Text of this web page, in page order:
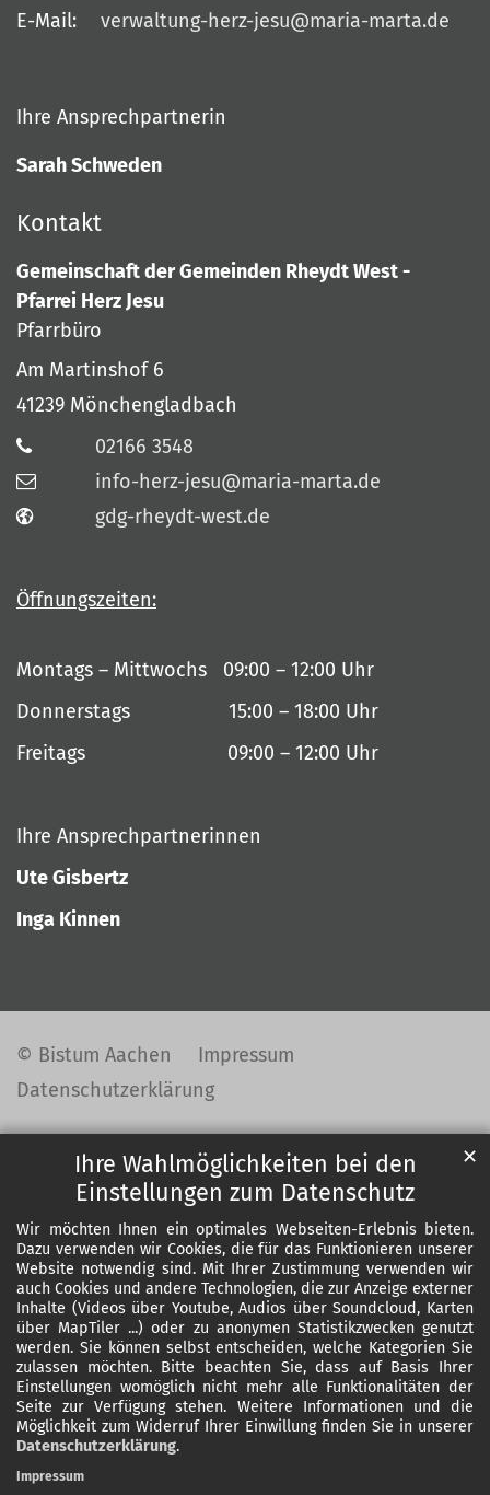
Ihre Wahlmöglichkeiten bei den
Einstellungen zum Datenschutz
Wir möchten Ihnen ein optimales Webseiten-Erlebnis bieten.
Dazu verwenden wir Cookies, die für das Funktionieren unserer
Website notwendig sind. Mit Ihrer Zustimmung verwenden wir
auch Cookies und andere Technologien, die zur Anzeige externer
Inhalte (Videos über Youtube, Audios über Soundcloud, Karten
über MapTiler ...) oder zu anonymen Statistikzwecken genutzt
werden. Sie können selbst entscheiden, welche Kategorien Sie
zulassen möchten. Bitte beachten Sie, dass auf Basis Ihrer
Einstellungen womöglich nicht mehr alle Funktionalitäten der
Seite zur Verfügung stehen. Weitere Informationen und die
Möglichkeit zum Widerruf Ihrer Einwillung finden Sie in unserer
Datenschutzerklärung.
✕
Impressum
E-Mail:
verwaltung-herz-jesu@maria-marta.de
Ihre Ansprechpartnerin
Sarah Schweden
Kontakt
Gemeinschaft der Gemeinden Rheydt West -
Pfarrei Herz Jesu
Pfarrbüro
Am Martinshof 6
41239 Mönchengladbach
02166 3548
info-herz-jesu@maria-marta.de
gdg-rheydt-west.de
Öffnungszeiten:
Montags – Mittwochs 09:00 – 12:00 Uhr
Donnerstags 15:00 – 18:00 Uhr
Freitags 09:00 – 12:00 Uhr
Ihre Ansprechpartnerinnen
Ute Gisbertz
Inga Kinnen
© Bistum Aachen
Impressum
Datenschutzerklärung